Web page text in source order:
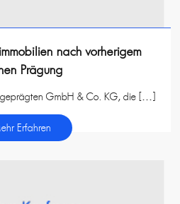
nach vorherigem
Prägung
GmbH & Co. KG, die […]
Erfahren